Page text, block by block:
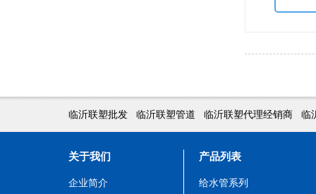
临沂联塑批发 临沂联塑管道 临沂联塑代理经销商 临
关于我们
企业简介
产品列表
给水管系列